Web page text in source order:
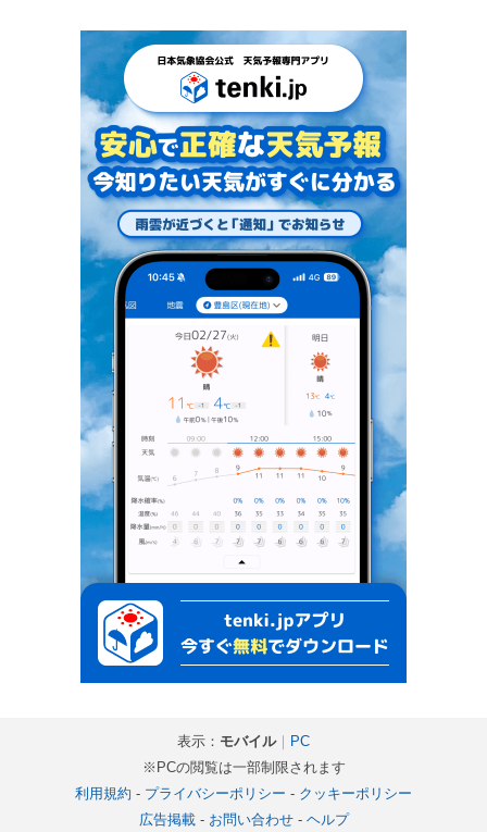
表示： モバイル｜ PC
※PCの閲覧は一部制限されます
利用規約 - プライバシーポリシー - クッキーポリシー
広告掲載- お問い合わせ- ヘルプ